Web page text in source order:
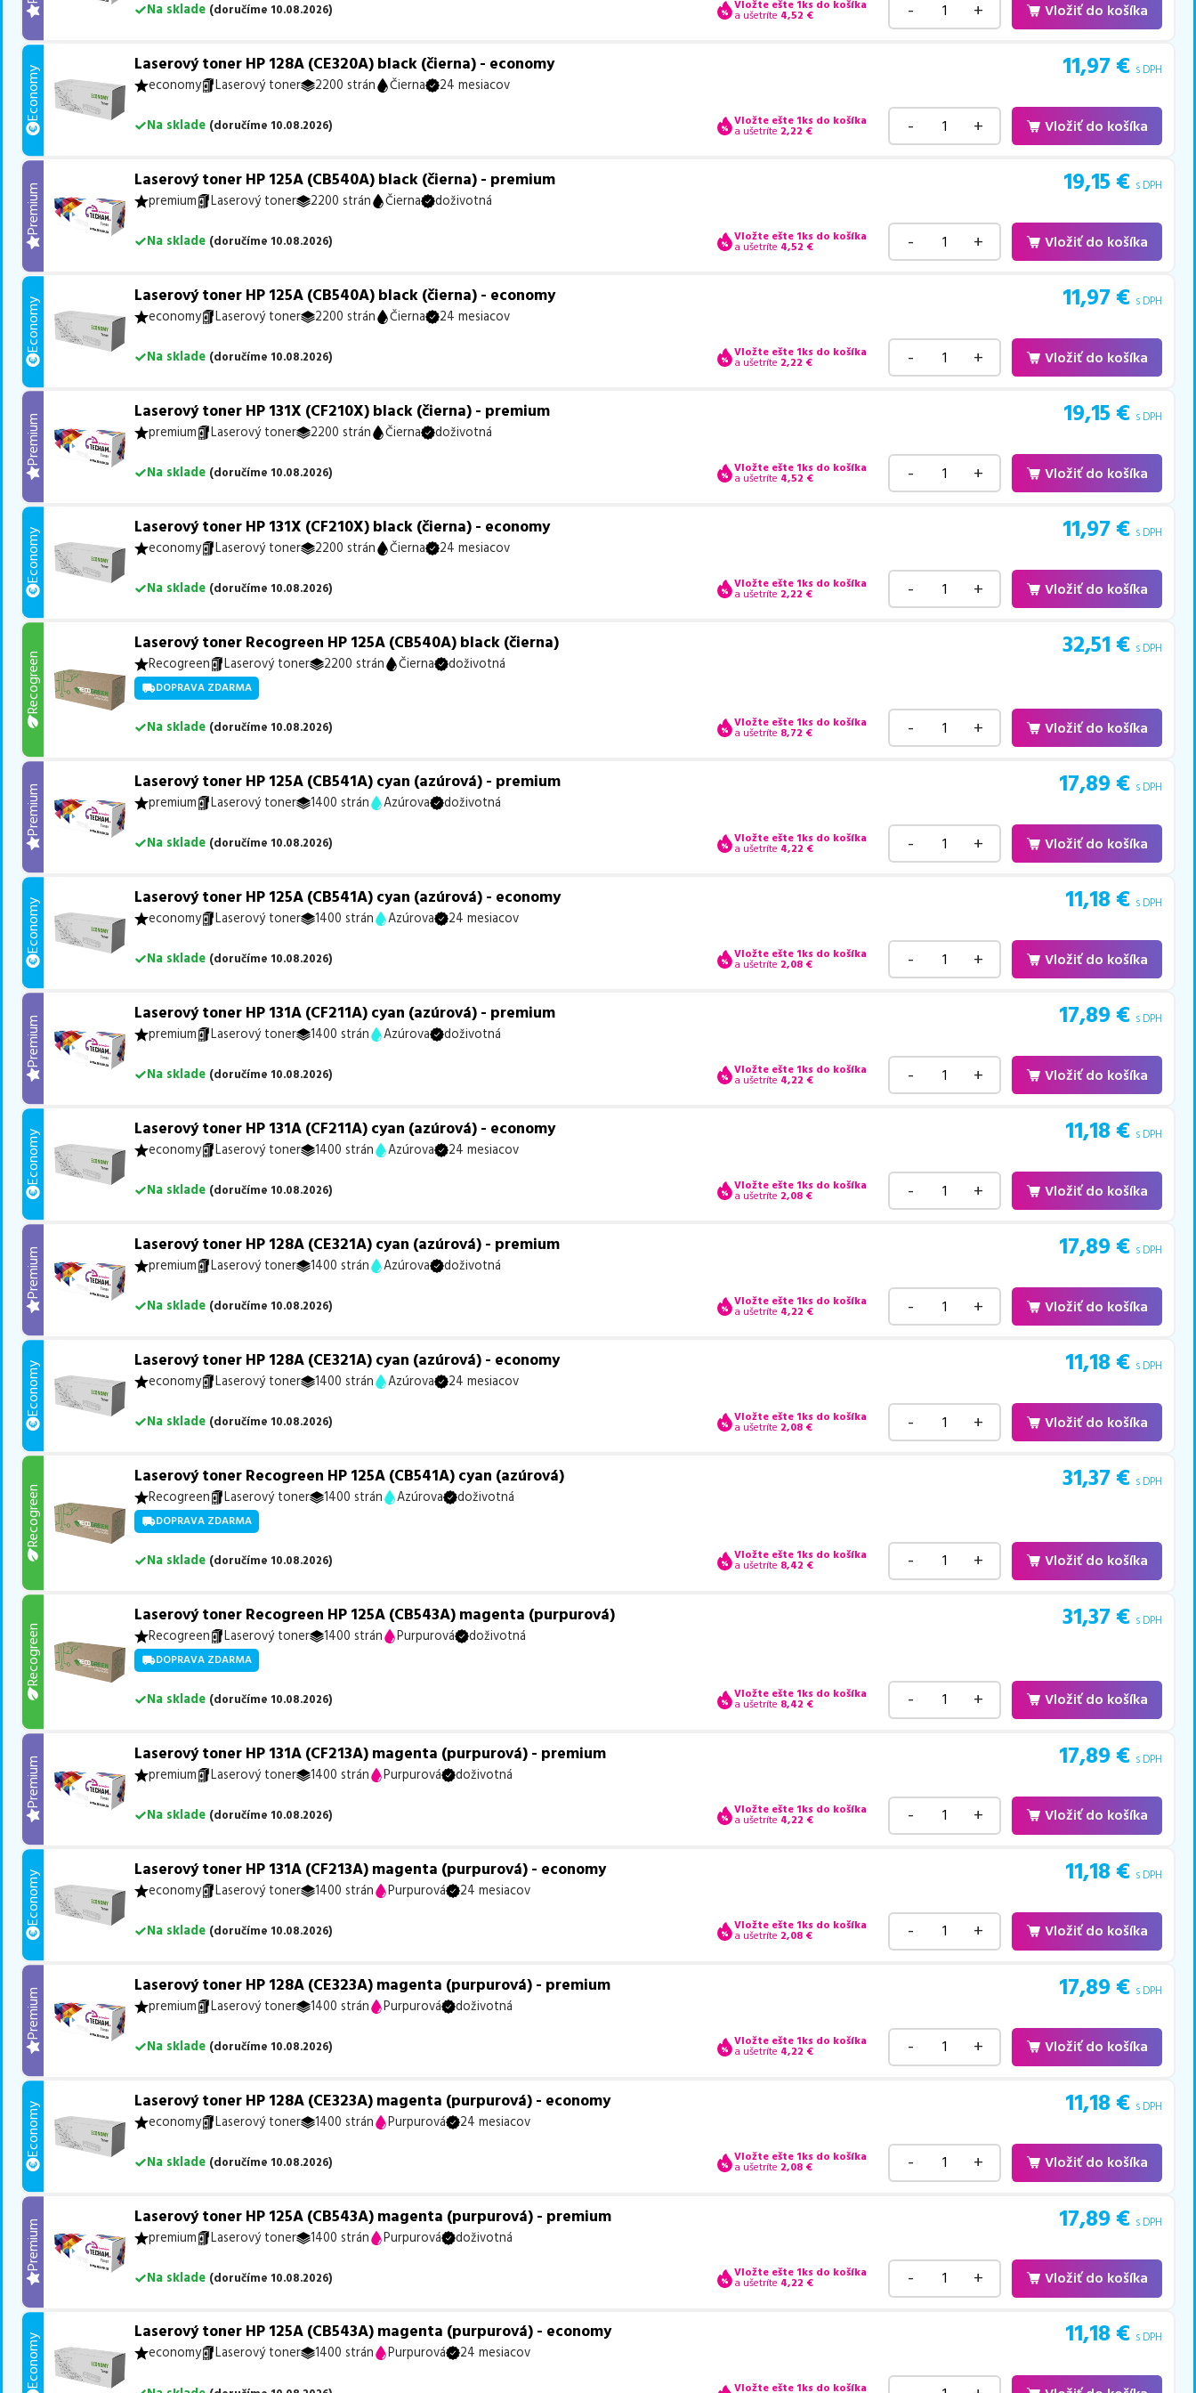
Na sklade (doručíme 10.08.2026) Vložte ešte 1ks do košíka
a ušetríte 4,52 € - + Vložiť do košíka
Economy
Laserový toner HP 128A (CE320A) black (čierna) - economy 11,97 € s DPH
economy Laserový toner 2200 strán Čierna 24 mesiacov
Na sklade (doručíme 10.08.2026) Vložte ešte 1ks do košíka
a ušetríte 2,22 € - + Vložiť do košíka
Premium
Laserový toner HP 125A (CB540A) black (čierna) - premium 19,15 € s DPH
premium Laserový toner 2200 strán Čierna doživotná
Na sklade (doručíme 10.08.2026) Vložte ešte 1ks do košíka
a ušetríte 4,52 € - + Vložiť do košíka
Economy
Laserový toner HP 125A (CB540A) black (čierna) - economy 11,97 € s DPH
economy Laserový toner 2200 strán Čierna 24 mesiacov
Na sklade (doručíme 10.08.2026) Vložte ešte 1ks do košíka
a ušetríte 2,22 € - + Vložiť do košíka
Premium
Laserový toner HP 131X (CF210X) black (čierna) - premium 19,15 € s DPH
premium Laserový toner 2200 strán Čierna doživotná
Na sklade (doručíme 10.08.2026) Vložte ešte 1ks do košíka
a ušetríte 4,52 € - + Vložiť do košíka
Economy
Laserový toner HP 131X (CF210X) black (čierna) - economy 11,97 € s DPH
economy Laserový toner 2200 strán Čierna 24 mesiacov
Na sklade (doručíme 10.08.2026) Vložte ešte 1ks do košíka
a ušetríte 2,22 € - + Vložiť do košíka
Recogreen
Laserový toner Recogreen HP 125A (CB540A) black (čierna) 32,51 € s DPH
Recogreen Laserový toner 2200 strán Čierna doživotná
DOPRAVA ZDARMA
Na sklade (doručíme 10.08.2026) Vložte ešte 1ks do košíka
a ušetríte 8,72 € - + Vložiť do košíka
Premium
Laserový toner HP 125A (CB541A) cyan (azúrová) - premium 17,89 € s DPH
premium Laserový toner 1400 strán Azúrova doživotná
Na sklade (doručíme 10.08.2026) Vložte ešte 1ks do košíka
a ušetríte 4,22 € - + Vložiť do košíka
Economy
Laserový toner HP 125A (CB541A) cyan (azúrová) - economy 11,18 € s DPH
economy Laserový toner 1400 strán Azúrova 24 mesiacov
Na sklade (doručíme 10.08.2026) Vložte ešte 1ks do košíka
a ušetríte 2,08 € - + Vložiť do košíka
Premium
Laserový toner HP 131A (CF211A) cyan (azúrová) - premium 17,89 € s DPH
premium Laserový toner 1400 strán Azúrova doživotná
Na sklade (doručíme 10.08.2026) Vložte ešte 1ks do košíka
a ušetríte 4,22 € - + Vložiť do košíka
Economy
Laserový toner HP 131A (CF211A) cyan (azúrová) - economy 11,18 € s DPH
economy Laserový toner 1400 strán Azúrova 24 mesiacov
Na sklade (doručíme 10.08.2026) Vložte ešte 1ks do košíka
a ušetríte 2,08 € - + Vložiť do košíka
Premium
Laserový toner HP 128A (CE321A) cyan (azúrová) - premium 17,89 € s DPH
premium Laserový toner 1400 strán Azúrova doživotná
Na sklade (doručíme 10.08.2026) Vložte ešte 1ks do košíka
a ušetríte 4,22 € - + Vložiť do košíka
Economy
Laserový toner HP 128A (CE321A) cyan (azúrová) - economy 11,18 € s DPH
economy Laserový toner 1400 strán Azúrova 24 mesiacov
Na sklade (doručíme 10.08.2026) Vložte ešte 1ks do košíka
a ušetríte 2,08 € - + Vložiť do košíka
Recogreen
Laserový toner Recogreen HP 125A (CB541A) cyan (azúrová) 31,37 € s DPH
Recogreen Laserový toner 1400 strán Azúrova doživotná
DOPRAVA ZDARMA
Na sklade (doručíme 10.08.2026) Vložte ešte 1ks do košíka
a ušetríte 8,42 € - + Vložiť do košíka
Recogreen
Laserový toner Recogreen HP 125A (CB543A) magenta (purpurová) 31,37 € s DPH
Recogreen Laserový toner 1400 strán Purpurová doživotná
DOPRAVA ZDARMA
Na sklade (doručíme 10.08.2026) Vložte ešte 1ks do košíka
a ušetríte 8,42 € - + Vložiť do košíka
Premium
Laserový toner HP 131A (CF213A) magenta (purpurová) - premium 17,89 € s DPH
premium Laserový toner 1400 strán Purpurová doživotná
Na sklade (doručíme 10.08.2026) Vložte ešte 1ks do košíka
a ušetríte 4,22 € - + Vložiť do košíka
Economy
Laserový toner HP 131A (CF213A) magenta (purpurová) - economy 11,18 € s DPH
economy Laserový toner 1400 strán Purpurová 24 mesiacov
Na sklade (doručíme 10.08.2026) Vložte ešte 1ks do košíka
a ušetríte 2,08 € - + Vložiť do košíka
Premium
Laserový toner HP 128A (CE323A) magenta (purpurová) - premium 17,89 € s DPH
premium Laserový toner 1400 strán Purpurová doživotná
Na sklade (doručíme 10.08.2026) Vložte ešte 1ks do košíka
a ušetríte 4,22 € - + Vložiť do košíka
Economy
Laserový toner HP 128A (CE323A) magenta (purpurová) - economy 11,18 € s DPH
economy Laserový toner 1400 strán Purpurová 24 mesiacov
Na sklade (doručíme 10.08.2026) Vložte ešte 1ks do košíka
a ušetríte 2,08 € - + Vložiť do košíka
Premium
Laserový toner HP 125A (CB543A) magenta (purpurová) - premium 17,89 € s DPH
premium Laserový toner 1400 strán Purpurová doživotná
Na sklade (doručíme 10.08.2026) Vložte ešte 1ks do košíka
a ušetríte 4,22 € - + Vložiť do košíka
Economy
Laserový toner HP 125A (CB543A) magenta (purpurová) - economy 11,18 € s DPH
economy Laserový toner 1400 strán Purpurová 24 mesiacov
Vložte ešte 1ks do košíka